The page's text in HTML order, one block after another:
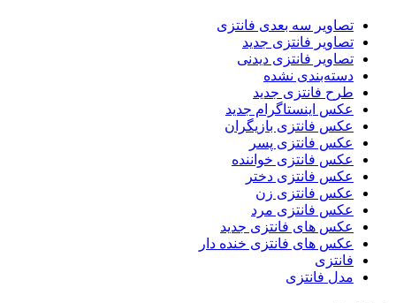
تصاویر سه بعدی فانتزی
تصاویر فانتزی جدید
تصاویر فانتزی دیدنی
دسته‌بندی نشده
طرح فانتزی جدید
عکس اینستاگرام جدید
عکس فانتزی بازیگران
عکس فانتزی پسر
عکس فانتزی خواننده
عکس فانتزی دختر
عکس فانتزی زن
عکس فانتزی مرد
عکس های فانتزی جدید
عکس های فانتزی خنده دار
فانتزی
مدل فانتزی